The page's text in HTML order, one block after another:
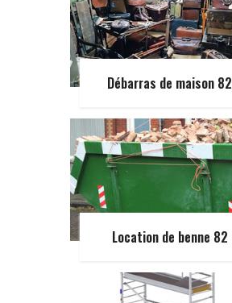
Débarras de maison 82
Location de benne 82